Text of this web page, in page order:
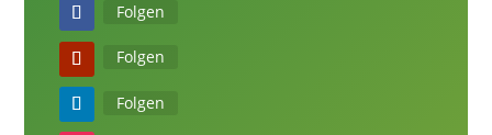
Folgen
Folgen
Folgen